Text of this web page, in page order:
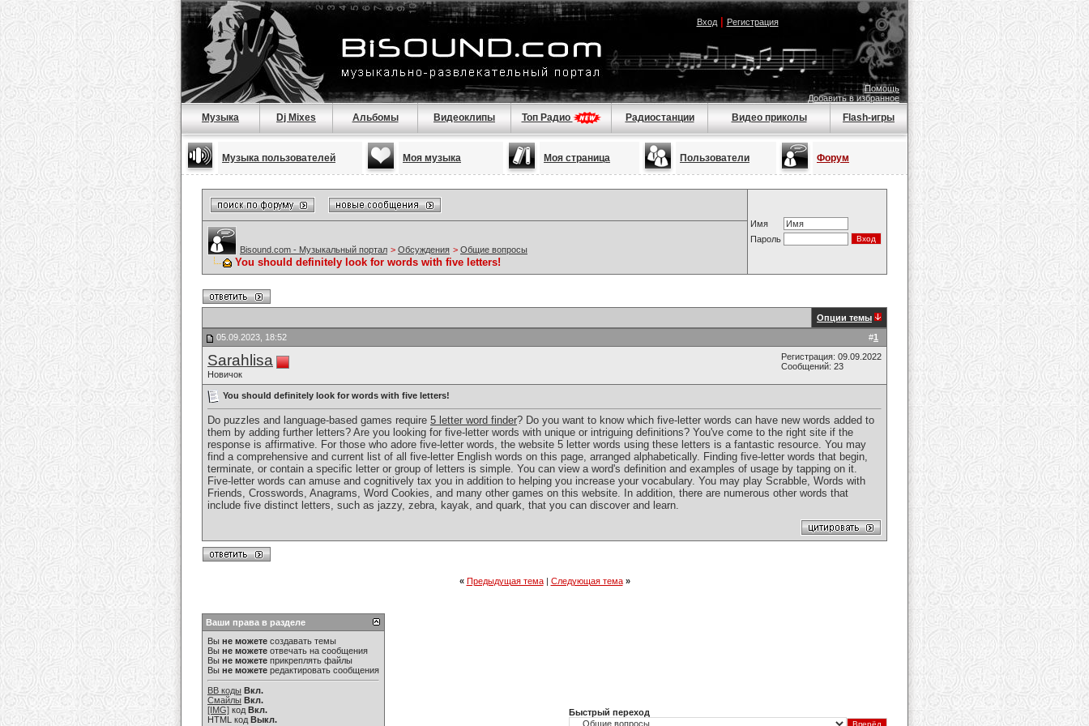
Вход| Регистрация
Помощь
Добавить в избранное
Музыка Dj Mixes Альбомы Видеоклипы Топ Радио Радиостанции Видео приколы Flash-игры
Музыка пользователей Моя музыка Моя страница Пользователи Форум
Имя
Пароль
Bisound.com - Музыкальный портал > Обсуждения > Общие вопросы
You should definitely look for words with five letters!
Опции темы
#1
05.09.2023, 18:52
Sarahlisa
Новичок
Регистрация: 09.09.2022
Сообщений: 23
You should definitely look for words with five letters!
Do puzzles and language-based games require 5 letter word finder? Do you want to know which five-letter words can have new words added to
them by adding further letters? Are you looking for five-letter words with unique or intriguing definitions? You've come to the right site if the
response is affirmative. For those who adore five-letter words, the website 5 letter words using these letters is a fantastic resource. You may
find a comprehensive and current list of all five-letter English words on this page, arranged alphabetically. Finding five-letter words that begin,
terminate, or contain a specific letter or group of letters is simple. You can view a word's definition and examples of usage by tapping on it.
Five-letter words can amuse and cognitively tax you in addition to helping you increase your vocabulary. You may play Scrabble, Words with
Friends, Crosswords, Anagrams, Word Cookies, and many other games on this website. In addition, there are numerous other words that
include five distinct letters, such as jazzy, zebra, kayak, and quark, that you can discover and learn.
« Предыдущая тема| Следующая тема »
Ваши права в разделе
Вы не можете создавать темы
Вы не можете отвечать на сообщения
Вы не можете прикреплять файлы
Вы не можете редактировать сообщения
BB коды Вкл.
Смайлы Вкл.
[IMG] код Вкл.
HTML код Выкл.
Быстрый переход